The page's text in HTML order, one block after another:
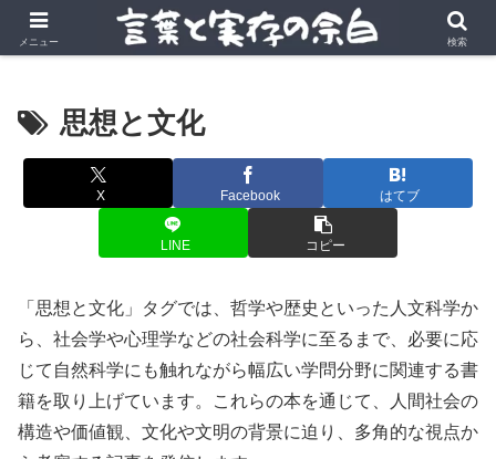
言葉の風景に、実存の深みを。
思想と文化
X Facebook はてブ
LINE コピー
「思想と文化」タグでは、哲学や歴史といった人文科学か
ら、社会学や心理学などの社会科学に至るまで、必要に応
じて自然科学にも触れながら幅広い学問分野に関連する書
籍を取り上げています。これらの本を通じて、人間社会の
構造や価値観、文化や文明の背景に迫り、多角的な視点か
メニュー 検索